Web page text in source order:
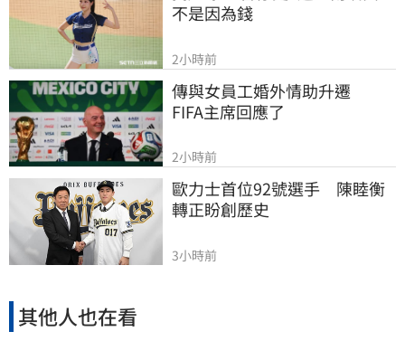
不是因為錢
2小時前
傳與女員工婚外情助升遷
FIFA主席回應了
2小時前
歐力士首位92號選手　陳睦衡
轉正盼創歷史
3小時前
其他人也在看